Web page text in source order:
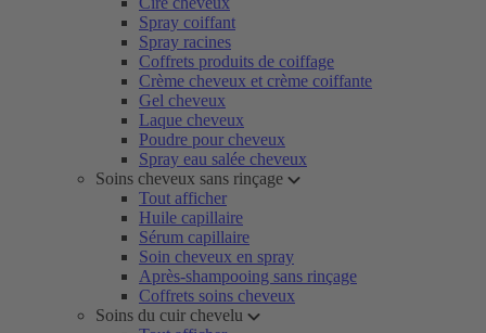
Spray coiffant
Spray racines
Coffrets produits de coiffage
Crème cheveux et crème coiffante
Gel cheveux
Laque cheveux
Poudre pour cheveux
Spray eau salée cheveux
Soins cheveux sans rinçage
Tout afficher
Huile capillaire
Sérum capillaire
Soin cheveux en spray
Après-shampooing sans rinçage
Coffrets soins cheveux
Soins du cuir chevelu